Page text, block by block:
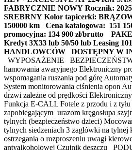
FABRYCZNIE NOWY Rocznik: 2025
SREBRNY Kolor tapicerki:
150000 km
Cena katalogowa: 151
promocyjna: 134 900 zł/brutto
Kredyt 3X33 lub 50/50 lub Leasing
HANDLOWCÓW
DOSTĘPNY W
WYPOSAŻENIE
hamowania awaryjnego Elektroniczny
wspomagania ruszania pod górę
System monitorowania ciśnienia opon
drzwi zależne od prędkości
Funkcja E-CALL Fotele z przodu i z tyłu
zapobiegającym urazom kręgosłupa
tylnych (bezpieczeństwo dzieci)
tylnych siedzeniach 3 zagłówki na tylnej
ostrzegania o rozproszeniu uwagi
antyalkoholowej Czujnik deszczu